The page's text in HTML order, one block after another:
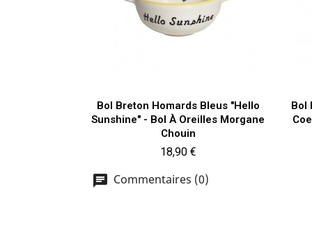
Bol Breton Homards Bleus "Hello
Sunshine" - Bol À Oreilles Morgane
Chouin
Prix
18,90 €
Aperçu rapide
Bol
Commentaires (0)